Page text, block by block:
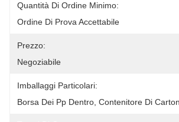
Quantità Di Ordine Minimo:
Ordine Di Prova Accettabile
Prezzo:
Negoziabile
Imballaggi Particolari:
Borsa Dei Pp Dentro, Contenitore Di